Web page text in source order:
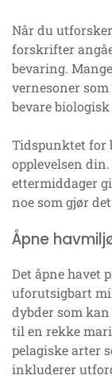
Når du
forskrifter
bevaring.
vernesoner
bevare
Tidspunktet for
opplevelsen
ettermiddager
noe som gjør
Åpne
Det åpne havet
uforutsigbart
dybder som
til en rekke
pelagiske arter
inkluderer